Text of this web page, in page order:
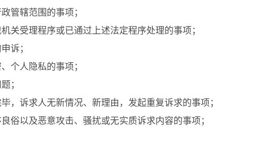
管辖范围的事项；
关受理程序或已通过上述法定程序处理的事项；
诉；
个人隐私的事项；
；
，诉求人无新情况、新理由，发起重复诉求的事项；
俗以及恶意攻击、骚扰或无实质诉求内容的事项；